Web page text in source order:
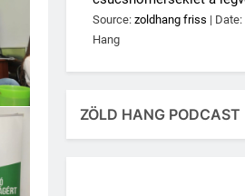
Source:zoldhang friss
Hang
ZÖLD HANG PODCAST